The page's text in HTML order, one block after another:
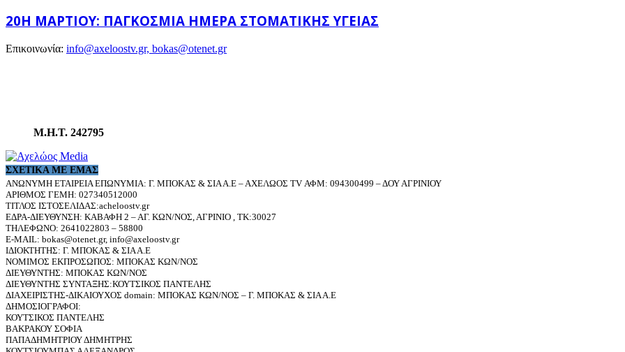
20Η ΜΑΡΤΊΟΥ: ΠΑΓΚΌΣΜΙΑ ΗΜΈΡΑ ΣΤΟΜΑΤΙΚΉΣ ΥΓΕΊΑΣ
Επικοινωνία: info@axeloostv.gr, bokas@otenet.gr
Μ.Η.Τ. 242795
ΣΧΕΤΙΚΆ ΜΕ ΕΜΆΣ
ΑΝΩΝΥΜΗ ΕΤΑΙΡΕΙΑ ΕΠΩΝΥΜΙΑ: Γ. ΜΠΟΚΑΣ & ΣΙΑ Α.Ε – ΑΧΕΛΩΟΣ TV ΑΦΜ: 094300499 – ΔΟΥ ΑΓΡΙΝΙΟΥ
ΑΡΙΘΜΟΣ ΓΕΜΗ: 027340512000
ΤΙΤΛΟΣ ΙΣΤΟΣΕΛΙΔΑΣ:acheloostv.gr
ΕΔΡΑ-ΔΙΕΥΘΥΝΣΗ: ΚΑΒΑΦΗ 2 – ΑΓ. ΚΩΝ/ΝΟΣ, ΑΓΡΙΝΙΟ , ΤΚ:30027
ΤΗΛΕΦΩΝΟ: 2641022803 – 58800
E-MAIL: bokas@otenet.gr, info@axeloostv.gr
ΙΔΙΟΚΤΗΤΗΣ: Γ. ΜΠΟΚΑΣ & ΣΙΑ Α.Ε
ΝΟΜΙΜΟΣ ΕΚΠΡΟΣΩΠΟΣ: ΜΠΟΚΑΣ ΚΩΝ/ΝΟΣ
ΔΙΕΥΘΥΝΤΗΣ: ΜΠΟΚΑΣ ΚΩΝ/ΝΟΣ
ΔΙΕΥΘΥΝΤΗΣ ΣΥΝΤΑΞΗΣ:ΚΟΥΤΣΙΚΟΣ ΠΑΝΤΕΛΗΣ
ΔΙΑΧΕΙΡΙΣΤΗΣ-ΔΙΚΑΙΟΥΧΟΣ domain: ΜΠΟΚΑΣ ΚΩΝ/ΝΟΣ – Γ. ΜΠΟΚΑΣ & ΣΙΑ Α.Ε
ΔΗΜΟΣΙΟΓΡΑΦΟΙ:
ΚΟΥΤΣΙΚΟΣ ΠΑΝΤΕΛΗΣ
ΒΑΚΡΑΚΟΥ ΣΟΦΙΑ
ΠΑΠΑΔΗΜΗΤΡΙΟΥ ΔΗΜΗΤΡΗΣ